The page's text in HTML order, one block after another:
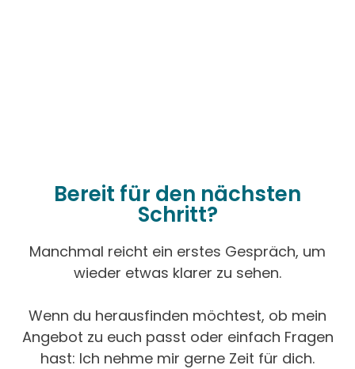
Bereit für den nächsten
Schritt?
Manchmal reicht ein erstes Gespräch, um
wieder etwas klarer zu sehen.
Wenn du herausfinden möchtest, ob mein
Angebot zu euch passt oder einfach Fragen
hast: Ich nehme mir gerne Zeit für dich.